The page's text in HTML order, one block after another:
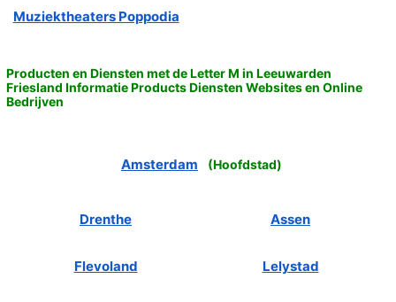
Muziektheaters Poppodia
Producten en Diensten met de Letter M in Leeuwarden
Friesland Informatie Products Diensten Websites en Online
Bedrijven
Amsterdam (Hoofdstad)
Drenthe Assen
Flevoland Lelystad